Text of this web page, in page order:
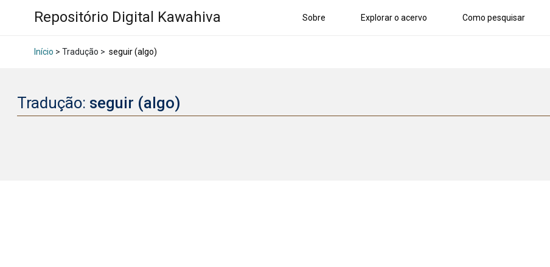
Repositório Digital Kawahiva Sobre Explorar o acervo Como pesquisar
Início > Tradução > seguir (algo)
Tradução: seguir (algo)